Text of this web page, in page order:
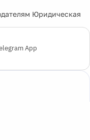
Юридическая
App